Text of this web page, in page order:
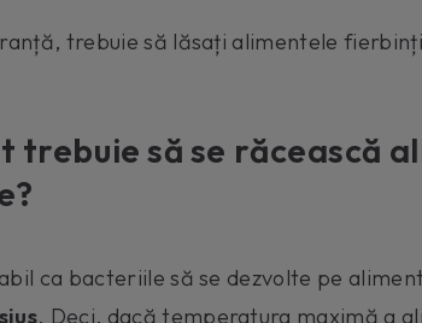
trebuie să lăsați alimentele
trebuie să se răcească
ca bacteriile să se dezvolte pe
. Deci, dacă temperatura maximă a